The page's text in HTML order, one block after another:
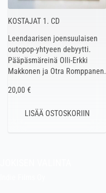
KOSTAJAT 1. CD
Leendaarisen joensuulaisen
outopop-yhtyeen debyytti.
Pääpäsmäreinä Olli-Erkki
Makkonen ja Otra Romppanen.
20,00 €